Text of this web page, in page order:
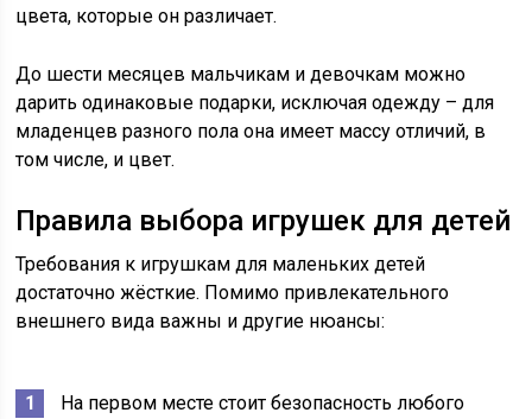
цвета, которые он различает.
До шести месяцев мальчикам и девочкам можно
дарить одинаковые подарки, исключая одежду – для
младенцев разного пола она имеет массу отличий, в
том числе, и цвет.
Правила выбора игрушек для детей
Требования к игрушкам для маленьких детей
достаточно жёсткие. Помимо привлекательного
внешнего вида важны и другие нюансы:
На первом месте стоит безопасность любого